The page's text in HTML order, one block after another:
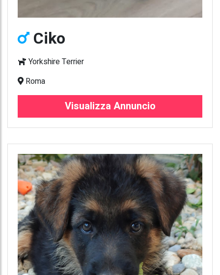
Ciko
Yorkshire Terrier
Roma
Visualizza Annuncio